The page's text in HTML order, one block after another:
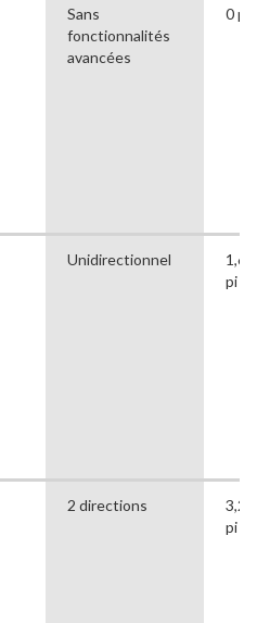
Sans
fonctionnalités
avancées
0 pi
Unidirectionnel
1,64
pi
2 directions
3,28
pi